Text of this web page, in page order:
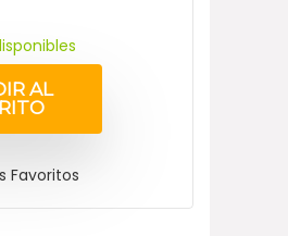
AL
Favoritos